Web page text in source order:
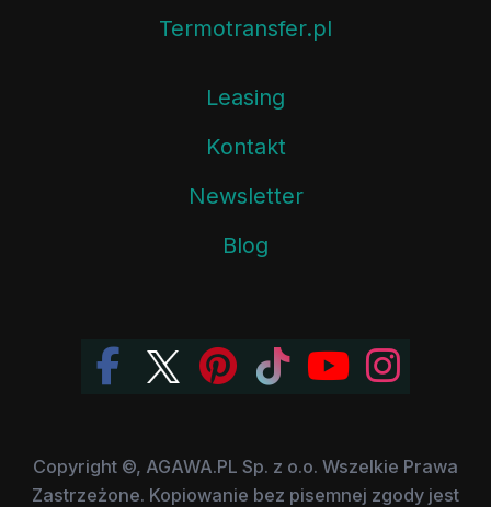
Termotransfer.pl
Leasing
Kontakt
Newsletter
Blog
Copyright ©, AGAWA.PL Sp. z o.o. Wszelkie Prawa
Zastrzeżone. Kopiowanie bez pisemnej zgody jest